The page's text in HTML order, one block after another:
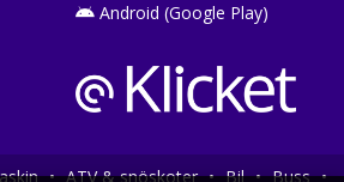
Android (Google Play)
• ATV & snöskoter • Bil • Buss •